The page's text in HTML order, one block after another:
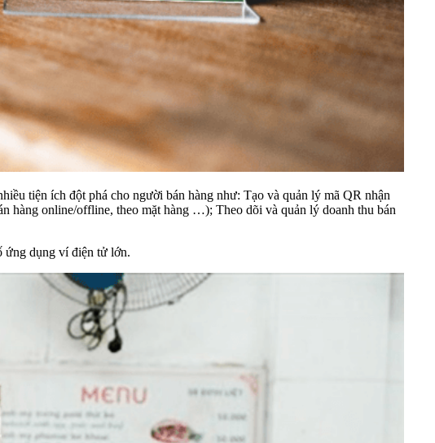
tiện ích đột phá cho người bán hàng như: Tạo và quản lý mã QR nhận
hàng online/offline, theo mặt hàng …); Theo dõi và quản lý doanh thu bán
ứng dụng ví điện tử lớn.